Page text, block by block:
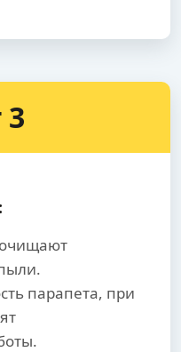
очищают
парапета, при